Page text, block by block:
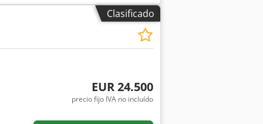
Clasificado
EUR 24.500
precio fijo IVA no incluído